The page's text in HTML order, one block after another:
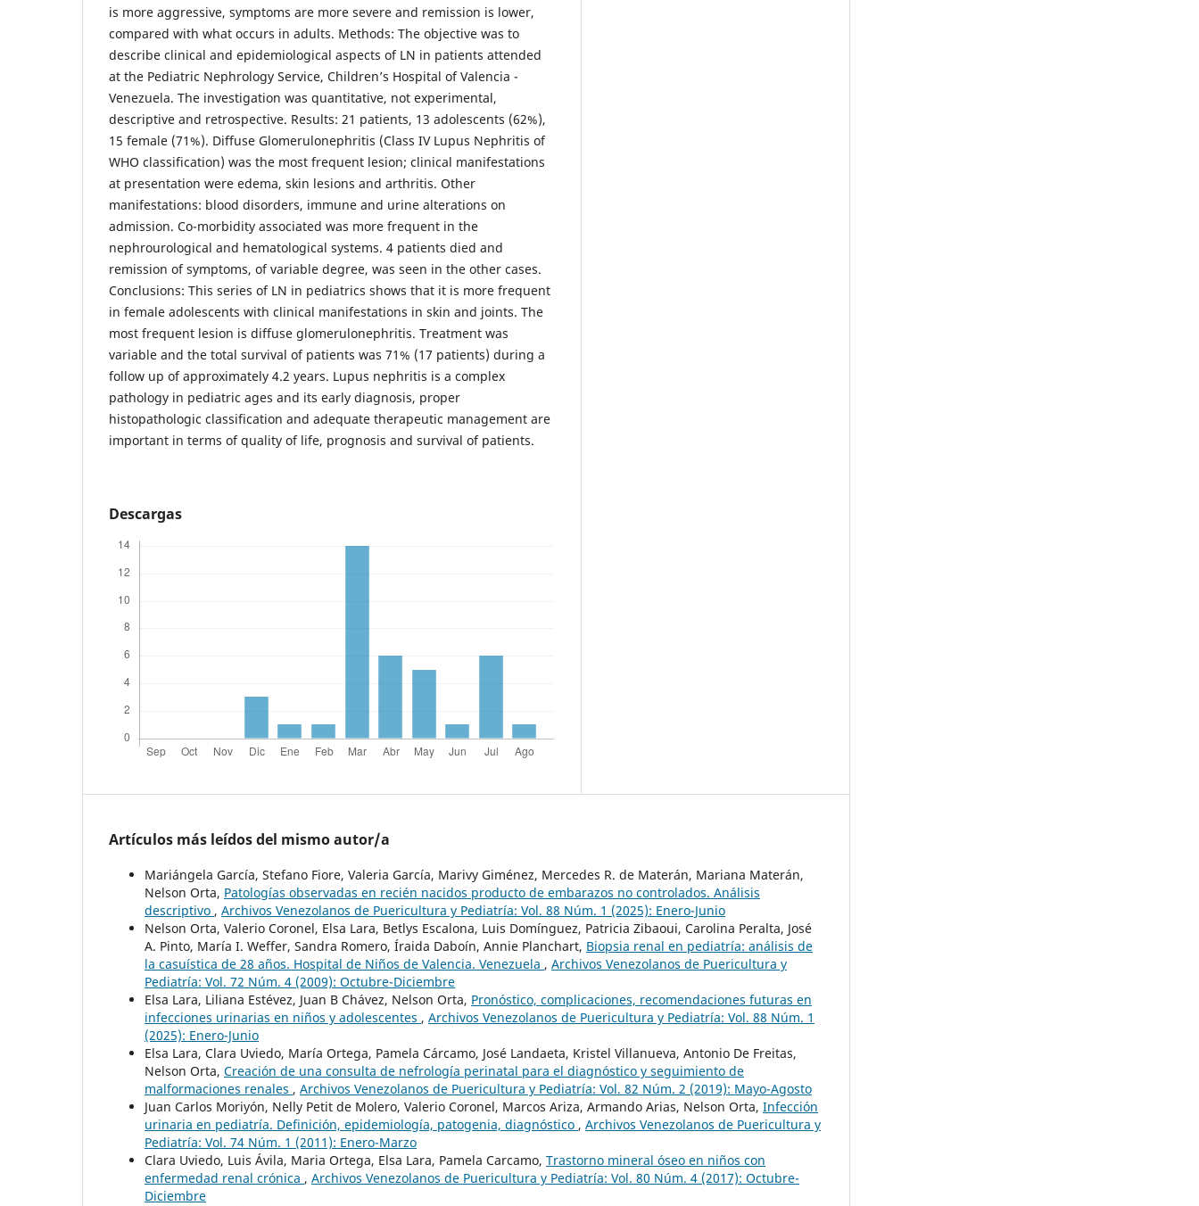
is more aggressive, symptoms are more severe and remission is lower,
compared with what occurs in adults. Methods: The objective was to
describe clinical and epidemiological aspects of LN in patients attended
at the Pediatric Nephrology Service, Children’s Hospital of Valencia -
Venezuela. The investigation was quantitative, not experimental,
descriptive and retrospective. Results: 21 patients, 13 adolescents (62%),
15 female (71%). Diffuse Glomerulonephritis (Class IV Lupus Nephritis of
WHO classification) was the most frequent lesion; clinical manifestations
at presentation were edema, skin lesions and arthritis. Other
manifestations: blood disorders, immune and urine alterations on
admission. Co-morbidity associated was more frequent in the
nephrourological and hematological systems. 4 patients died and
remission of symptoms, of variable degree, was seen in the other cases.
Conclusions: This series of LN in pediatrics shows that it is more frequent
in female adolescents with clinical manifestations in skin and joints. The
most frequent lesion is diffuse glomerulonephritis. Treatment was
variable and the total survival of patients was 71% (17 patients) during a
follow up of approximately 4.2 years. Lupus nephritis is a complex
pathology in pediatric ages and its early diagnosis, proper
histopathologic classification and adequate therapeutic management are
important in terms of quality of life, prognosis and survival of patients.
Descargas
Artículos más leídos del mismo autor/a
Mariángela García, Stefano Fiore, Valeria García, Marivy Giménez, Mercedes R. de Materán, Mariana Materán,
Nelson Orta, Patologías observadas en recién nacidos producto de embarazos no controlados. Análisis
descriptivo , Archivos Venezolanos de Puericultura y Pediatría: Vol. 88 Núm. 1 (2025): Enero-Junio
Nelson Orta, Valerio Coronel, Elsa Lara, Betlys Escalona, Luis Domínguez, Patricia Zibaoui, Carolina Peralta, José
A. Pinto, María I. Weffer, Sandra Romero, Íraida Daboín, Annie Planchart, Biopsia renal en pediatría: análisis de
la casuística de 28 años. Hospital de Niños de Valencia. Venezuela , Archivos Venezolanos de Puericultura y
Pediatría: Vol. 72 Núm. 4 (2009): Octubre-Diciembre
Elsa Lara, Liliana Estévez, Juan B Chávez, Nelson Orta, Pronóstico, complicaciones, recomendaciones futuras en
infecciones urinarias en niños y adolescentes , Archivos Venezolanos de Puericultura y Pediatría: Vol. 88 Núm. 1
(2025): Enero-Junio
Elsa Lara, Clara Uviedo, María Ortega, Pamela Cárcamo, José Landaeta, Kristel Villanueva, Antonio De Freitas,
Nelson Orta, Creación de una consulta de nefrología perinatal para el diagnóstico y seguimiento de
malformaciones renales , Archivos Venezolanos de Puericultura y Pediatría: Vol. 82 Núm. 2 (2019): Mayo-Agosto
Juan Carlos Moriyón, Nelly Petit de Molero, Valerio Coronel, Marcos Ariza, Armando Arias, Nelson Orta, Infección
urinaria en pediatría. Definición, epidemiología, patogenia, diagnóstico , Archivos Venezolanos de Puericultura y
Pediatría: Vol. 74 Núm. 1 (2011): Enero-Marzo
Clara Uviedo, Luis Ávila, Maria Ortega, Elsa Lara, Pamela Carcamo, Trastorno mineral óseo en niños con
enfermedad renal crónica , Archivos Venezolanos de Puericultura y Pediatría: Vol. 80 Núm. 4 (2017): Octubre-
Diciembre